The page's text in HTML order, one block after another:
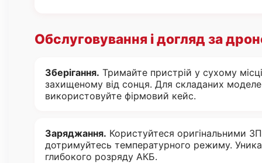
Обслуговування і догляд за
Зберігання. Тримайте пристрій у сухому
захищеному від сонця. Для складаних
використовуйте фірмовий кейс.
Заряджання. Користуйтеся оригінальними ЗП
дотримуйтесь температурного режиму.
глибокого розряду АКБ.